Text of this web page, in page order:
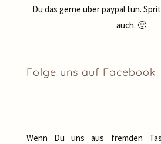
Du das gerne über paypal tun.
auch. 🙂
Folge uns auf Facebook
Wenn Du uns aus fremden